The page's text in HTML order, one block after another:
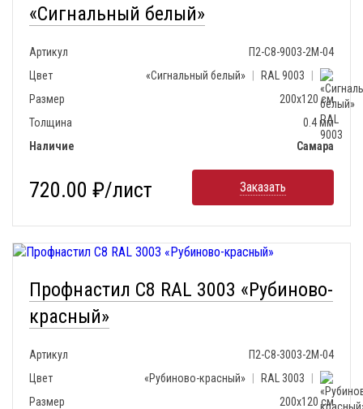
«Сигнальный белый»
Артикул
П2-С8-9003-2М-04
Цвет
«Сигнальный белый» RAL 9003
Размер
200х120 см
Толщина
0.4 мм
Наличие
Самара
720.00 ₽/лист Заказать
Профнастил С8 RAL 3003 «Рубиново-
красный»
Артикул
П2-С8-3003-2М-04
Цвет
«Рубиново-красный» RAL 3003
Размер
200х120 см